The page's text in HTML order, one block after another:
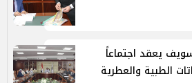
يعقد اجتماعاً
الطبية والعطرية